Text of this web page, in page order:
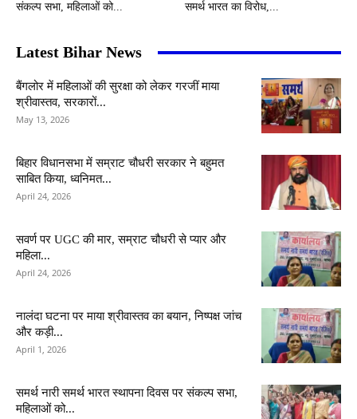
संकल्प सभा, महिलाओं को...
समर्थ भारत का विरोध,...
Latest Bihar News
बैंगलोर में महिलाओं की सुरक्षा को लेकर गरजीं माया
श्रीवास्तव, सरकारों...
May 13, 2026
बिहार विधानसभा में सम्राट चौधरी सरकार ने बहुमत
साबित किया, ध्वनिमत...
April 24, 2026
सवर्ण पर UGC की मार, सम्राट चौधरी से प्यार और
महिला...
April 24, 2026
नालंदा घटना पर माया श्रीवास्तव का बयान, निष्पक्ष जांच
और कड़ी...
April 1, 2026
समर्थ नारी समर्थ भारत स्थापना दिवस पर संकल्प सभा,
महिलाओं को...